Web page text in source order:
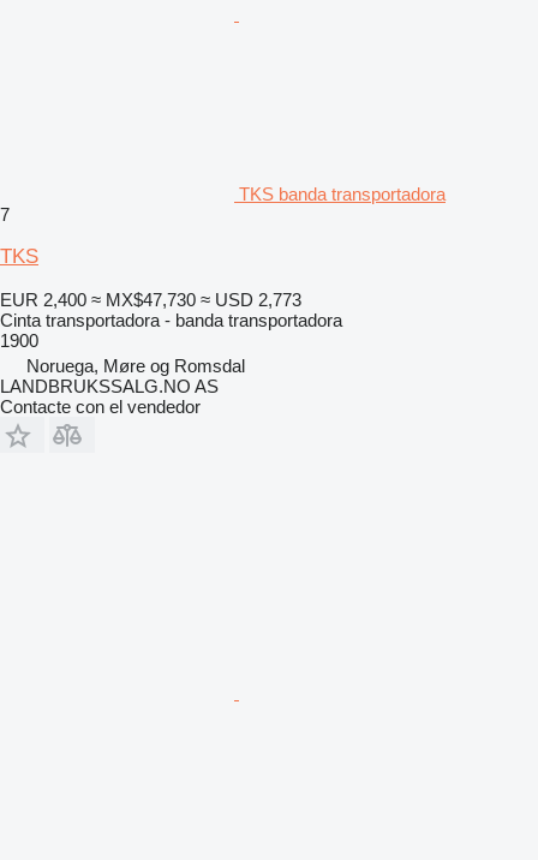
TKS banda transportadora
7
TKS
EUR 2,400 ≈ MX$47,730 ≈ USD 2,773
Cinta transportadora - banda transportadora
1900
Noruega, Møre og Romsdal
LANDBRUKSSALG.NO AS
Contacte con el vendedor